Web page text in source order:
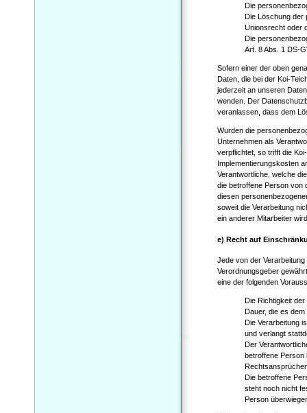
Die
Die Löschung der
Unionsrecht oder
Die
Art. 8 Abs. 1 DS-
Sofern einer der oben
Daten, die bei der Koi-
jederzeit an unseren
wenden. Der
veranlassen, dass dem
Wurden die
Unternehmen als
verpflichtet, so trifft die
Implementierungskosten
Verantwortliche, welche
die betroffene Person von
diesen
soweit die Verarbeitung
ein anderer Mitarbeiter
e) Recht auf
Jede von der
Verordnungsgeber
eine der folgenden
Die Richtigkeit
Dauer, die es
Die Verarbeitung
und verlangt
Der
betroffene Person
Die betroffene
steht noch nicht
Person